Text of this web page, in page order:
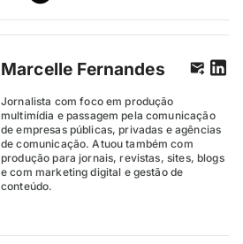
Marcelle Fernandes
Jornalista com foco em produção
multimídia e passagem pela comunicação
de empresas públicas, privadas e agências
de comunicação. Atuou também com
produção para jornais, revistas, sites, blogs
e com marketing digital e gestão de
conteúdo.